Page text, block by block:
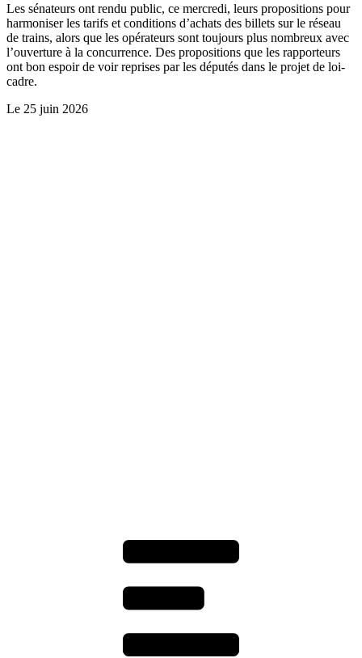
Les sénateurs ont rendu public, ce mercredi, leurs propositions pour
harmoniser les tarifs et conditions d’achats des billets sur le réseau
de trains, alors que les opérateurs sont toujours plus nombreux avec
l’ouverture à la concurrence. Des propositions que les rapporteurs
ont bon espoir de voir reprises par les députés dans le projet de loi-
cadre.
Le 25 juin 2026